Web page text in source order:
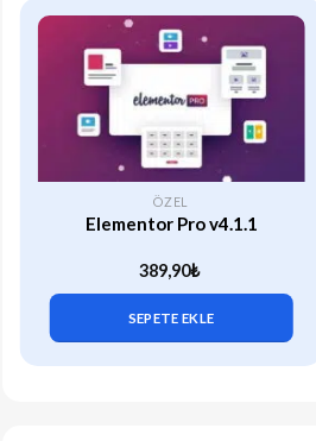
ÖZEL
Elementor Pro v4.1.1
389,90₺
SEPETE EKLE